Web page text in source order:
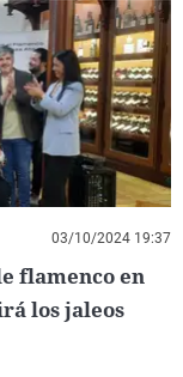
03/10/2024 19:37
flamenco en
los jaleos